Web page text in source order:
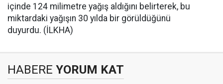
içinde 124 milimetre yağış aldığını belirterek, bu
miktardaki yağışın 30 yılda bir görüldüğünü
duyurdu. (İLKHA)
HABERE YORUM KAT